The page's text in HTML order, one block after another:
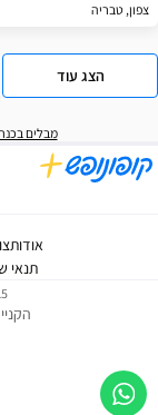
צפון, טבריה
הצג עוד
מבלים
אודות
תנאי